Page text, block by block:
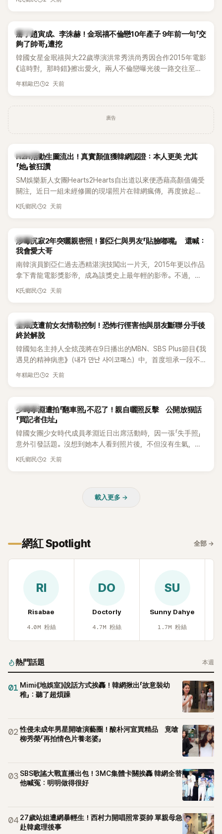
韓星
掰了趙寅成、李洙赫！金珉禧不倫戀10年產子 9年前一句「交
夠了帥哥」遭挖
韓國女星金珉禧與大22歲導演洪常秀洪尚秀因合作2015年電影
《這時對，那時錯》擦出愛火，兩人不倫戀曝光後一路交往至
今，戀情已持續近10年，並於去年迎來兩人的兒子。金珉禧也
一句台詞卻突然被韓網翻出，意外再度掀起熱議。
年糕歐巴 2 天前
廣告
K-POP
H2H活動生圖流出！真實顏值獲韓網認證：本人更美 尤其
「她」被狂讚
SM娛樂新人女團Hearts2Hearts自出道以來便憑藉高顏值備受
關注，近日一組未經修圖的現場照片在韓網瘋傳，再度掀起熱
烈討論，不少看過本人的網友更直呼：「真人比照片還漂亮！」
K氏鄉民 2 天前
韓星
涉毒沉寂2年突曬親密照！劉亞仁與男友「貼臉嘟嘴」 還喊：
我會愛大哥
南韓演員劉亞仁過去憑精湛演技闖出一片天，2015年更以作品
拿下青龍電影獎影帝，成為該獎史上最年輕的影帝。不過，他
2023年爆出涉毒風波後，演藝事業受到重創，後續又牽扯與男
K氏鄉民 2 天前
韓星
全炫茂遭前女友情勒控制！恐怖行徑害他與朋友斷聯 分手後
終於解脫
韓國知名主持人全炫茂將在9日播出的MBN、SBS Plus節目《我
遇見的精神病患》（내가 만난 사이코패스）中，首度坦承一段不
堪回首的戀愛經歷，自爆曾遭前女友過度控制，不僅走到哪都
年糕歐巴 2 天前
K-POP
少時孝淵遭拍「翻車照」不忍了！親自曬照反擊 公開放狠話
「買記者住址」
韓國女團少女時代成員孝淵近日出席活動時，因一張「失手照」
意外引發話題。沒想到她本人看到照片後，不但沒有生氣，反
而親自把照片放上IG限時動態開玩笑，甚至幽默喊話要「買記者
K氏鄉民 2 天前
載入更多 →
網紅 Spotlight 全部 →
RI
Risabae
4.0M 粉絲
DO
Doctorly
4.7M 粉絲
SU
Sunny Dahye
1.7M 粉絲
熱門話題 本週
01 Mimi《地娛室》說話方式挨轟！韓網揪出「故意裝幼
稚」：聽了超煩躁
02 性侵未成年男星開嗆演藝圈！酸朴河宣買精品 竟嗆
柳秀榮「再拍情色片養老婆」
03 SBS歌謠大戰直播出包！3MC集體卡關挨轟 韓網全替
他喊冤：明明做得很好
04 27歲站姐遭網暴輕生！西村力開唱照常耍帥 單親母急
赴韓處理後事